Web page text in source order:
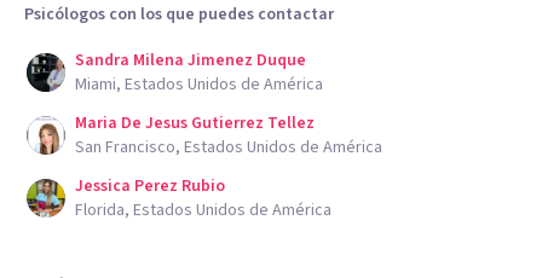
Psicólogos con los que puedes contactar
Sandra Milena Jimenez Duque
Miami, Estados Unidos de América
Maria De Jesus Gutierrez Tellez
San Francisco, Estados Unidos de América
Jessica Perez Rubio
Florida, Estados Unidos de América